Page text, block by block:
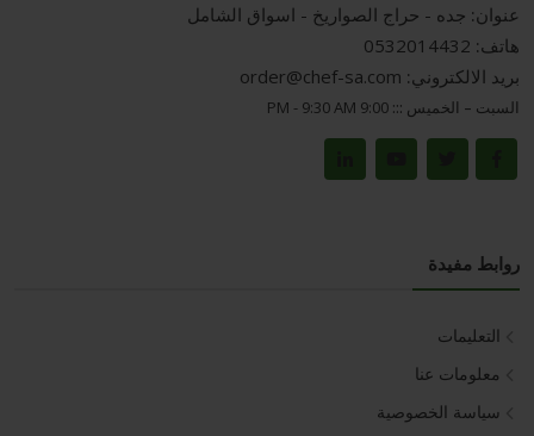
عنوان: جده - حراج الصواريخ - اسواق الشامل
هاتف: 0532014432
بريد الالكتروني: order@chef-sa.com
السبت – الخميس ::: 9:00 PM - 9:30 AM
روابط مفيدة
التعليمات
معلومات عنا
سياسة الخصوصية